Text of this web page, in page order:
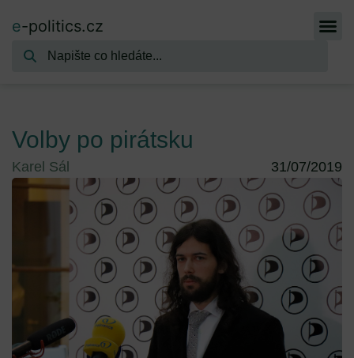
e-politics.cz
Volby po pirátsku
Karel Sál 31/07/2019